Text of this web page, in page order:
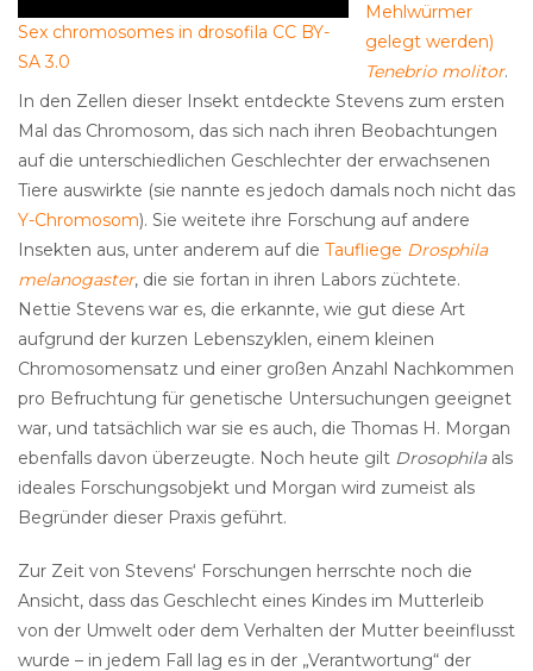
Sex chromosomes in drosofila CC BY-
SA 3.0
Mehlwürmer
gelegt werden)
Tenebrio molitor.
In den Zellen dieser Insekt entdeckte Stevens zum ersten
Mal das Chromosom, das sich nach ihren Beobachtungen
auf die unterschiedlichen Geschlechter der erwachsenen
Tiere auswirkte (sie nannte es jedoch damals noch nicht das
Y-Chromosom). Sie weitete ihre Forschung auf andere
Insekten aus, unter anderem auf die Taufliege Drosphila
melanogaster, die sie fortan in ihren Labors züchtete.
Nettie Stevens war es, die erkannte, wie gut diese Art
aufgrund der kurzen Lebenszyklen, einem kleinen
Chromosomensatz und einer großen Anzahl Nachkommen
pro Befruchtung für genetische Untersuchungen geeignet
war, und tatsächlich war sie es auch, die Thomas H. Morgan
ebenfalls davon überzeugte. Noch heute gilt Drosophilaals
ideales Forschungsobjekt und Morgan wird zumeist als
Begründer dieser Praxis geführt.
Zur Zeit von Stevens‘ Forschungen herrschte noch die
Ansicht, dass das Geschlecht eines Kindes im Mutterleib
von der Umwelt oder dem Verhalten der Mutter beeinflusst
wurde – in jedem Fall lag es in der „Verantwortung“ der